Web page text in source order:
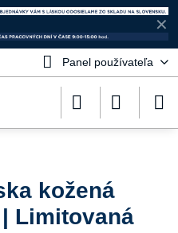
✕
Panel používateľa
kožená
Limitovaná